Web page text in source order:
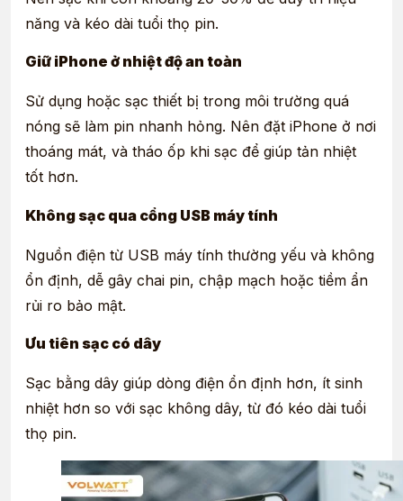
năng và kéo dài tuổi thọ pin.
Giữ iPhone ở nhiệt độ an toàn
Sử dụng hoặc sạc thiết bị trong môi trường quá
nóng sẽ làm pin nhanh hỏng. Nên đặt iPhone ở nơi
thoáng mát, và tháo ốp khi sạc để giúp tản nhiệt
tốt hơn.
Không sạc qua cổng USB máy tính
Nguồn điện từ USB máy tính thường yếu và không
ổn định, dễ gây chai pin, chập mạch hoặc tiềm ẩn
rủi ro bảo mật.
Ưu tiên sạc có dây
Sạc bằng dây giúp dòng điện ổn định hơn, ít sinh
nhiệt hơn so với sạc không dây, từ đó kéo dài tuổi
thọ pin.